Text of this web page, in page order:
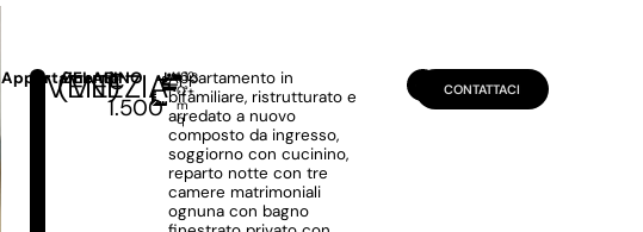
Appartamento
VENEZIA
(VE)
ZELARINO
€
1.500
10
0
m
q
1
°
2
+
3
Appartamento in
bifamiliare, ristrutturato e
arredato a nuovo
composto da ingresso,
soggiorno con cucinino,
reparto notte con tre
camere matrimoniali
ognuna con bagno
CONTATTACI